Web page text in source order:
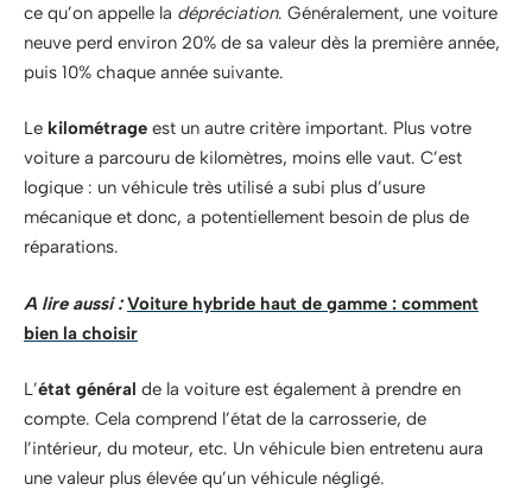
ce qu’on appelle la dépréciation. Généralement, une voiture
neuve perd environ 20% de sa valeur dès la première année,
puis 10% chaque année suivante.
Le kilométrage est un autre critère important. Plus votre
voiture a parcouru de kilomètres, moins elle vaut. C’est
logique : un véhicule très utilisé a subi plus d’usure
mécanique et donc, a potentiellement besoin de plus de
réparations.
A lire aussi : Voiture hybride haut de gamme : comment
bien la choisir
L’état général de la voiture est également à prendre en
compte. Cela comprend l’état de la carrosserie, de
l’intérieur, du moteur, etc. Un véhicule bien entretenu aura
une valeur plus élevée qu’un véhicule négligé.